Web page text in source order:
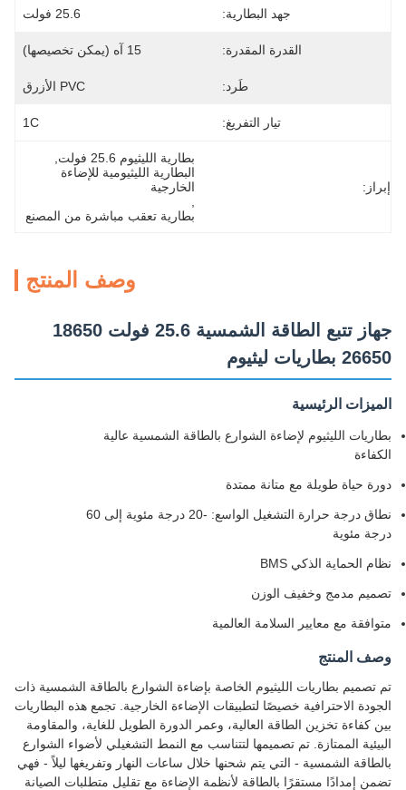
جهد البطارية: 25.6 فولت
القدرة المقدرة: 15 آه (يمكن تخصيصها)
طَرد: PVC الأزرق
تيار التفريغ: 1C
إبراز:
بطارية الليثيوم 25.6 فولت
الخارجية
بطارية تعقب مباشرة من المصنع
وصف المنتج
جهاز تتبع الطاقة الشمسية 25.6 فولت 18650
26650 بطاريات ليثيوم
الميزات الرئيسية
بطاريات الليثيوم لإضاءة الشوارع بالطاقة الشمسية عالية
الكفاءة
دورة حياة طويلة مع متانة ممتدة
نطاق درجة حرارة التشغيل الواسع: -20 درجة مئوية إلى 60
درجة مئوية
نظام الحماية الذكي BMS
تصميم مدمج وخفيف الوزن
متوافقة مع معايير السلامة العالمية
وصف المنتج
تم تصميم بطاريات الليثيوم الخاصة بإضاءة الشوارع بالطاقة الشمسية ذات
الجودة الاحترافية خصيصًا لتطبيقات الإضاءة الخارجية. تجمع هذه البطاريات
بين كفاءة تخزين الطاقة العالية، وعمر الدورة الطويل للغاية، والمقاومة
البيئية الممتازة. تم تصميمها لتتناسب مع النمط التشغيلي لأضواء الشوارع
بالطاقة الشمسية - التي يتم شحنها خلال ساعات النهار وتفريغها ليلاً - فهي
تضمن إمدادًا مستقرًا بالطاقة لأنظمة الإضاءة مع تقليل متطلبات الصيانة